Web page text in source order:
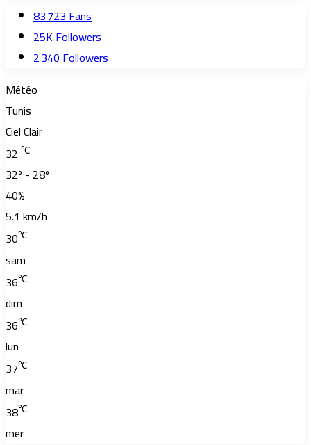
83 723Fans
25KFollowers
2 340Followers
Météo
Tunis
Ciel Clair
32 ℃
32º - 28º
40%
5.1 km/h
30℃
sam
36℃
dim
36℃
lun
37℃
mar
38℃
mer